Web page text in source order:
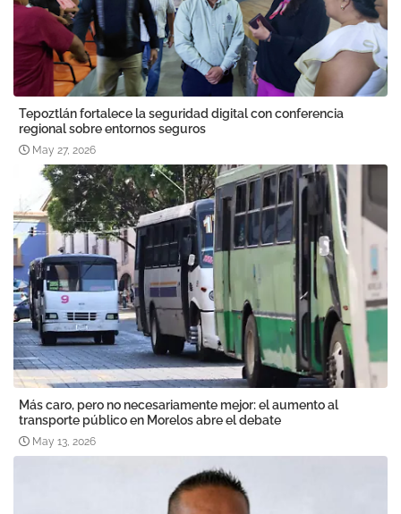
Tepoztlán fortalece la seguridad digital con conferencia
regional sobre entornos seguros
May 27, 2026
Más caro, pero no necesariamente mejor: el aumento al
transporte público en Morelos abre el debate
May 13, 2026